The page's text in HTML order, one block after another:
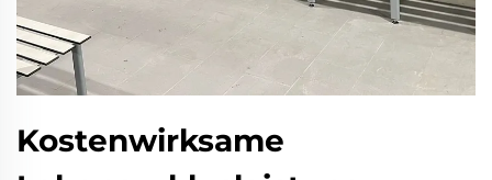
Kostenwirksame